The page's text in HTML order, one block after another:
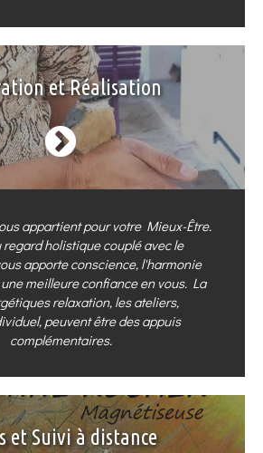
et Réalisation
appartient pour votre Mieux-Être.
regard holistique couplé avec le
apporte conscience, l'harmonie
meilleure confiance en vous. La
relaxation, les ateliers,
peuvent être des appuis
complémentaires.
et Suivi à distance